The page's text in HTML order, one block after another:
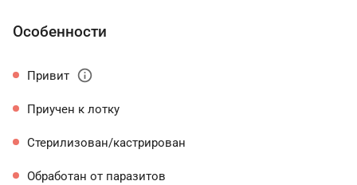
Особенности
Привит info
Приучен к лотку
Стерилизован/кастрирован
Обработан от паразитов